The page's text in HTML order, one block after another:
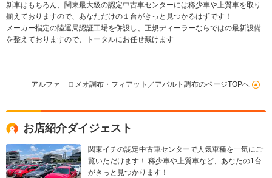
新車はもちろん、関東最大級の認定中古車センターには稀少車や上質車を取り
揃えておりますので、あなただけの１台がきっと見つかるはずです！
メーカー指定の陸運局認証工場を併設し、正規ディーラーならではの最新設備
を整えておりますので、トータルにお任せ戴けます
アルファ ロメオ調布・フィアット／アバルト調布のページTOPへ
お店紹介ダイジェスト
関東イチの認定中古車センターで人気車種を一気にご
覧いただけます！ 稀少車や上質車など、あなたの1台
がきっと見つかります！